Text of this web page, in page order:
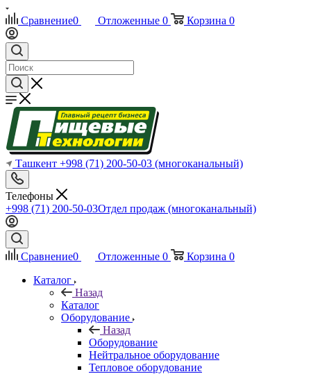
Сравнение0 Отложенные 0 Корзина 0
Ташкент +998 (71) 200-50-03 (многоканальный)
Телефоны
+998 (71) 200-50-03Отдел продаж (многоканальный)
Сравнение0 Отложенные 0 Корзина 0
Каталог
Назад
Каталог
Оборудование
Назад
Оборудование
Нейтральное оборудование
Тепловое оборудование